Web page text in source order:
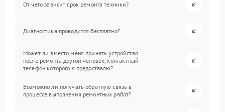
От чего зависит срок ремонта техники?
Диагностика проводится бесплатно?
Может ли вместо меня принять устройство
после ремонта другой человек, контактный
телефон которого я предоставлю?
Возможно ли получать обратную связь в
процессе выполнения ремонтных работ?